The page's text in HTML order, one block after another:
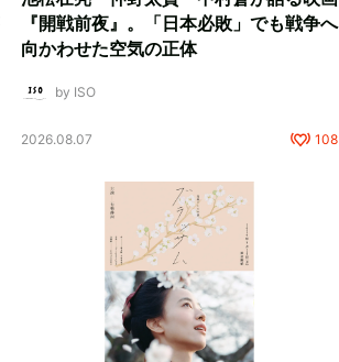
『開戦前夜』。「日本必敗」でも戦争へ
向かわせた空気の正体
by ISO
2026.08.07 108